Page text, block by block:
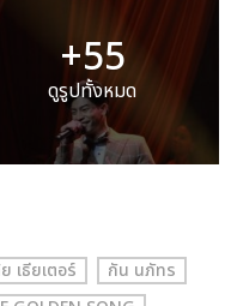
+55
ดูรูปทั้งหมด
เธียเตอร์
กัน นภัทร